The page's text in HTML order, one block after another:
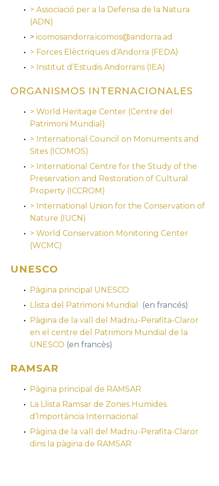
> Associació per a la Defensa de la Natura
(ADN)
> icomosandorra.icomos@andorra.ad
> Forces Elèctriques d’Andorra (FEDA)
> Institut d’Estudis Andorrans (IEA)
ORGANISMOS INTERNACIONALES
> World Heritage Center (Centre del
Patrimoni Mundial)
> International Council on Monuments and
Sites (ICOMOS)
> International Centre for the Study of the
Preservation and Restoration of Cultural
Property (ICCROM)
> International Union for the Conservation of
Nature (IUCN)
> World Conservation Monitoring Center
(WCMC)
UNESCO
Pàgina principal UNESCO
Llista del Patrimoni Mundial
(en francés)
Pàgina de la vall del Madriu-Perafita-Claror
en el centre del Patrimoni Mundial de la
UNESCO (en francès)
RAMSAR
Pàgina principal de RAMSAR
La Llista Ramsar de Zones Humides
d’Importància Internacional
Pàgina de la vall del Madriu-Perafita-Claror
dins la pàgina de RAMSAR